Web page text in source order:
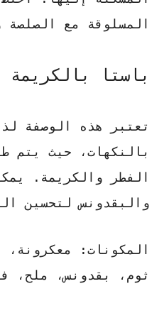
المسلوقة مع الصلصة
باستا بالكريمة
تعتبر هذه الوصفة
بالنكهات، حيث يتم
الفطر والكريمة.
والبقدونس لتحسين
المكونات:
معكرونة،
ثوم، بقدونس، ملح،